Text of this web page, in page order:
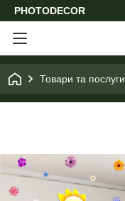
PHOTODECOR
Товари та послуги